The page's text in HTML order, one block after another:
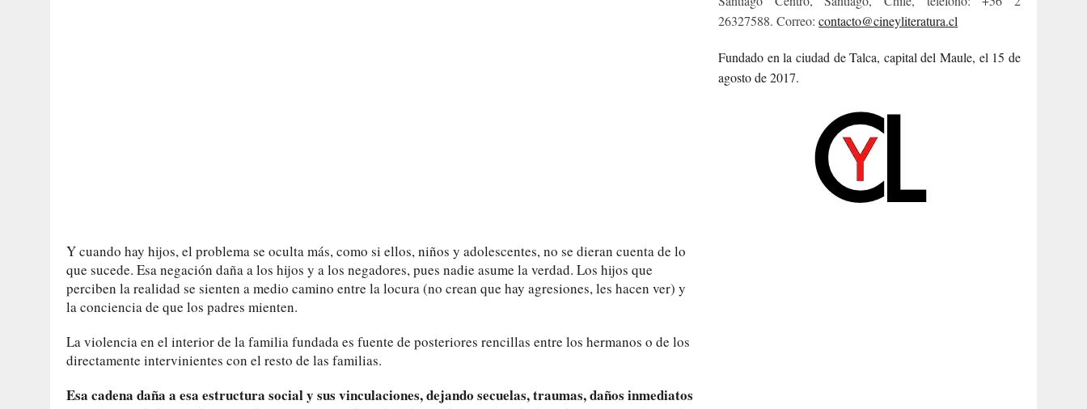
Y cuando hay hijos, el problema se oculta más, como si ellos, niños y adolescentes, no se dieran cuenta de lo
que sucede. Esa negación daña a los hijos y a los negadores, pues nadie asume la verdad. Los hijos que
perciben la realidad se sienten a medio camino entre la locura (no crean que hay agresiones, les hacen ver) y
la conciencia de que los padres mienten.
La violencia en el interior de la familia fundada es fuente de posteriores rencillas entre los hermanos o de los
directamente intervinientes con el resto de las familias.
Esa cadena daña a esa estructura social y sus vinculaciones, dejando secuelas, traumas, daños inmediatos
26327588. Correo:contacto@cineyliteratura.cl
Fundado en la ciudad de Talca, capital del Maule, el 15 de
agosto de 2017.